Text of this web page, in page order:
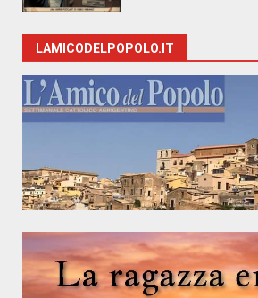
LAMICODELPOPOLO.IT